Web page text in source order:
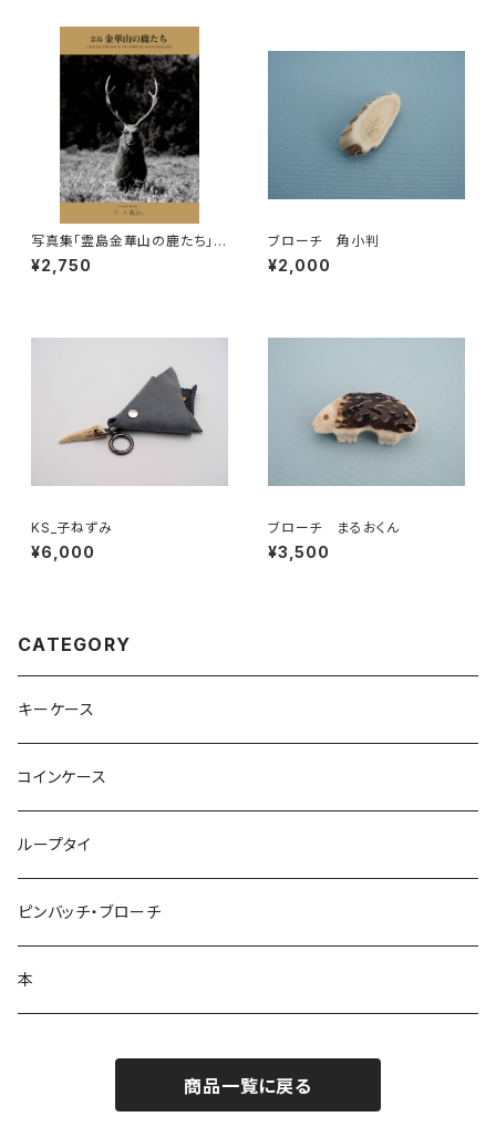
写真集「霊島金華山の鹿たち」1
冊 / Japanese - English bi
lingual 1photo book “ DEER
¥2,750
ブローチ 角小判
¥2,000
KS_子ねずみ
¥6,000
ブローチ まるおくん
¥3,500
CATEGORY
キーケース
コインケース
ループタイ
ピンバッチ・ブローチ
本
商品一覧に戻る